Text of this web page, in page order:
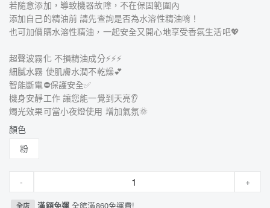
若隨意添加，導致機器故障，不在保固範圍內
添加自己的精油前 請先查詢是否為水溶性精油唷！
也可加價購水溶性精油，一起安全又開心地享受香氛生活吧💖
超聲波霧化 不損精油成分⚡️⚡️⚡️
細膩水霧 使肌膚水潤不乾燥💕
智能斷電⛔️保護安全✅
機身安靜工作 讓您能一覺到天亮👂
燭光效果可當小夜燈使用 增加氣氛🌞
顏色
粉
- +
全店 滿額免運全館滿860免運費!